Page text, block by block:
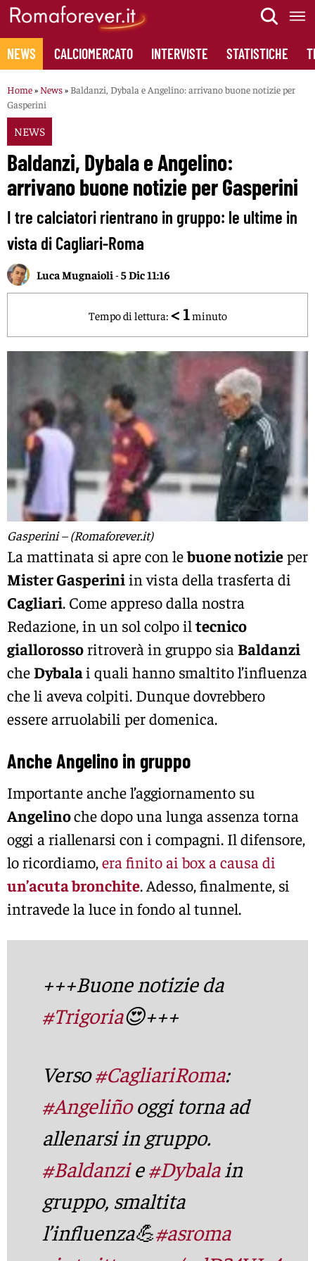
Skip
content
NEWS CALCIOMERCATO INTERVISTE STATISTICHE
Home» News» Baldanzi, Dybala e Angelino: arrivano buone notizie per
Gasperini
NEWS
Baldanzi, Dybala e Angelino:
arrivano buone notizie per Gasperini
I tre calciatori rientrano in gruppo: le ultime in
vista di Cagliari-Roma
Luca Mugnaioli -5 Dic 11:16
Tempo di lettura: < 1 minuto
Gasperini – (Romaforever.it)
La mattinata si apre con lebuone notizieper
Mister Gasperiniin vista della trasferta di
Cagliari. Come appreso dalla nostra
Redazione, in un sol colpo il tecnico
giallorossoritroverà in gruppo sia Baldanzi
cheDybalai quali hanno smaltito l’influenza
che li aveva colpiti. Dunque dovrebbero
essere arruolabili per domenica.
Anche Angelino in gruppo
Importante anche l’aggiornamento su
Angelinoche dopo una lunga assenza torna
oggi a riallenarsi con i compagni. Il difensore,
lo ricordiamo,era finito ai box a causa di
un’acuta bronchite. Adesso, finalmente, si
intravede la luce in fondo al tunnel.
+++Buone notizie da
#Trigoria😍+++
Verso#CagliariRoma:
#Angeliñooggi torna ad
allenarsi in gruppo.
#Baldanzie#Dybalain
gruppo, smaltita
l’influenza💪#asroma